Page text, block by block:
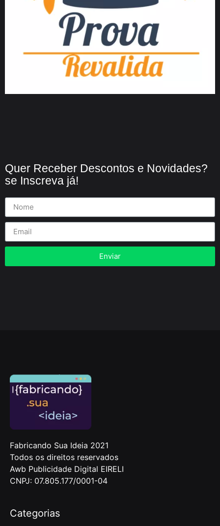
Quer Receber Descontos e Novidades?
se Inscreva já!
Enviar
Fabricando Sua Ideia 2021
Todos os direitos reservados
Awb Publicidade Digital EIRELI
CNPJ: 07.805.177/0001-04
Categorias